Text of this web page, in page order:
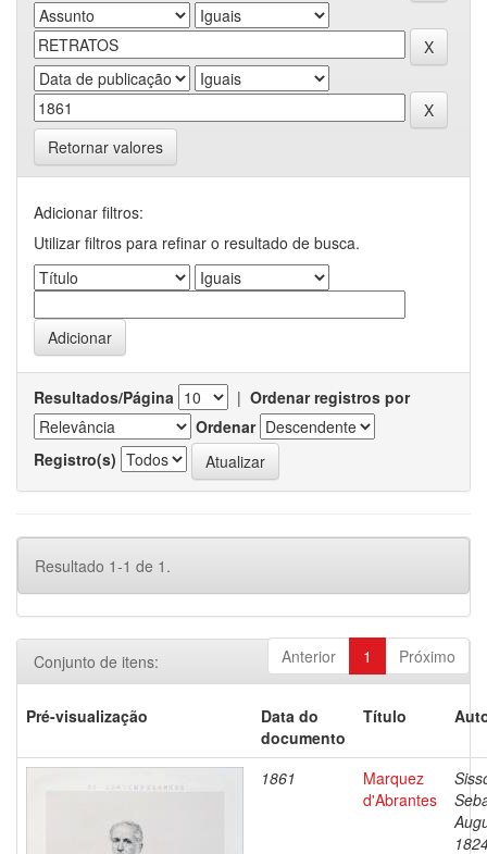
Retornar valores
Adicionar filtros:
Utilizar filtros para refinar o resultado de busca.
Resultados/Página | Ordenar registros por
Ordenar
Registro(s)
Resultado 1-1 de 1.
Anterior 1 Próximo
Conjunto de itens:
Pré-visualização
Data do
documento
Título
1861
Marquez
d'Abrantes